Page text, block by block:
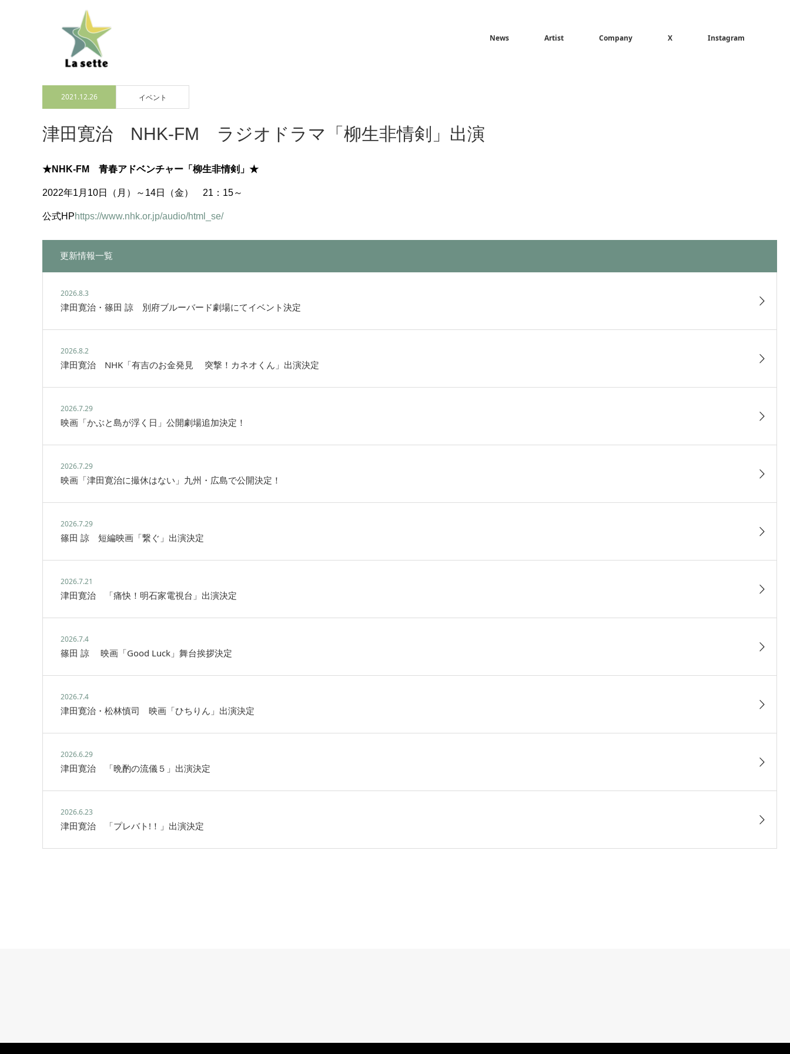
News Artist Company X Instagram
2021.12.26 イベント
津田寛治 NHK-FM ラジオドラマ「柳生非情剣」出演
★NHK-FM 青春アドベンチャー「柳生非情剣」★
2022年1月10日（月）～14日（金） 21：15～
公式HPhttps://www.nhk.or.jp/audio/html_se/
更新情報一覧
2026.8.3
津田寛治・篠田 諒 別府ブルーバード劇場にてイベント決定
2026.8.2
津田寛治 NHK「有吉のお金発見 突撃！カネオくん」出演決定
2026.7.29
映画「かぶと島が浮く日」公開劇場追加決定！
2026.7.29
映画「津田寛治に撮休はない」九州・広島で公開決定！
2026.7.29
篠田 諒 短編映画「繋ぐ」出演決定
2026.7.21
津田寛治 「痛快！明石家電視台」出演決定
2026.7.4
篠田 諒 映画「Good Luck」舞台挨拶決定
2026.7.4
津田寛治・松林慎司 映画「ひちりん」出演決定
2026.6.29
津田寛治 「晩酌の流儀５」出演決定
2026.6.23
津田寛治 「プレバト!！」出演決定